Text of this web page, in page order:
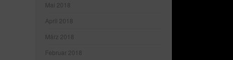
Mai 2018
April 2018
März 2018
Februar 2018